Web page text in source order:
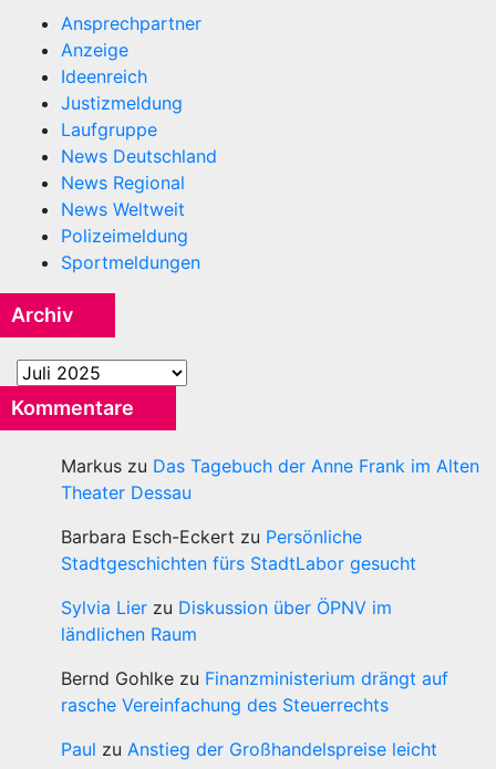
Ansprechpartner
Anzeige
Ideenreich
Justizmeldung
Laufgruppe
News Deutschland
News Regional
News Weltweit
Polizeimeldung
Sportmeldungen
Archiv
Archiv
Kommentare
Markus zu Das Tagebuch der Anne Frank im Alten
Theater Dessau
Barbara Esch-Eckert zu Persönliche
Stadtgeschichten fürs StadtLabor gesucht
Sylvia Lier zu Diskussion über ÖPNV im
ländlichen Raum
Bernd Gohlke zu Finanzministerium drängt auf
rasche Vereinfachung des Steuerrechts
Paul zu Anstieg der Großhandelspreise leicht